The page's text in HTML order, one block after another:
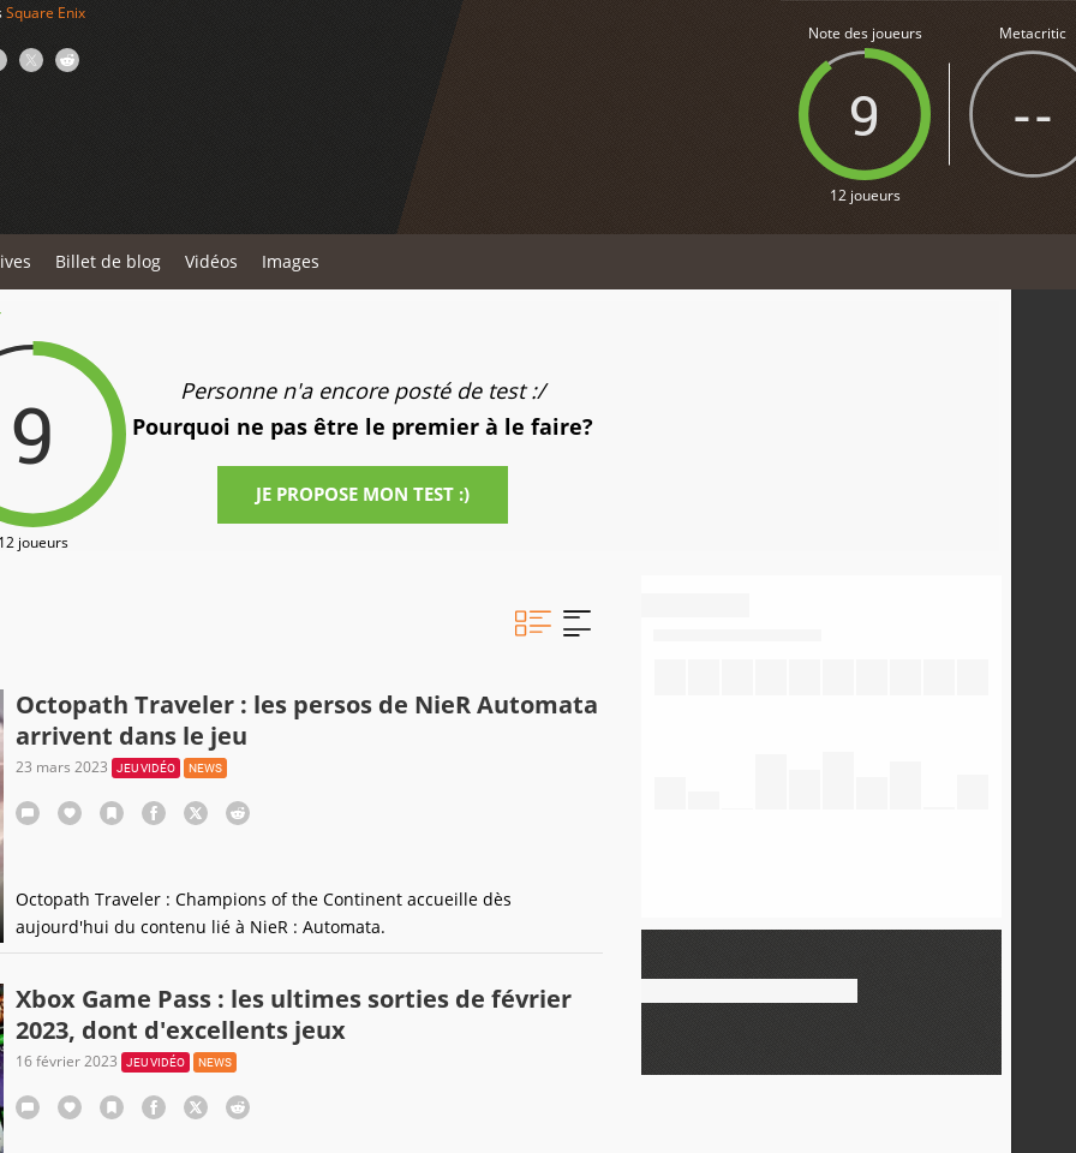
Square Enix
Note des joueurs
9
12 joueurs
Metacritic
--
Billet de blog Vidéos Images
9
joueurs
Personne n'a encore posté de test :/
Pourquoi ne pas être le premier à le faire?
JE PROPOSE MON TEST :)
Octopath Traveler : les persos de NieR Automata
arrivent dans le jeu
23 mars 2023 JEU VIDÉO NEWS
Octopath Traveler : Champions of the Continent accueille dès
aujourd'hui du contenu lié à NieR : Automata.
Xbox Game Pass : les ultimes sorties de février
2023, dont d'excellents jeux
16 février 2023 JEU VIDÉO NEWS